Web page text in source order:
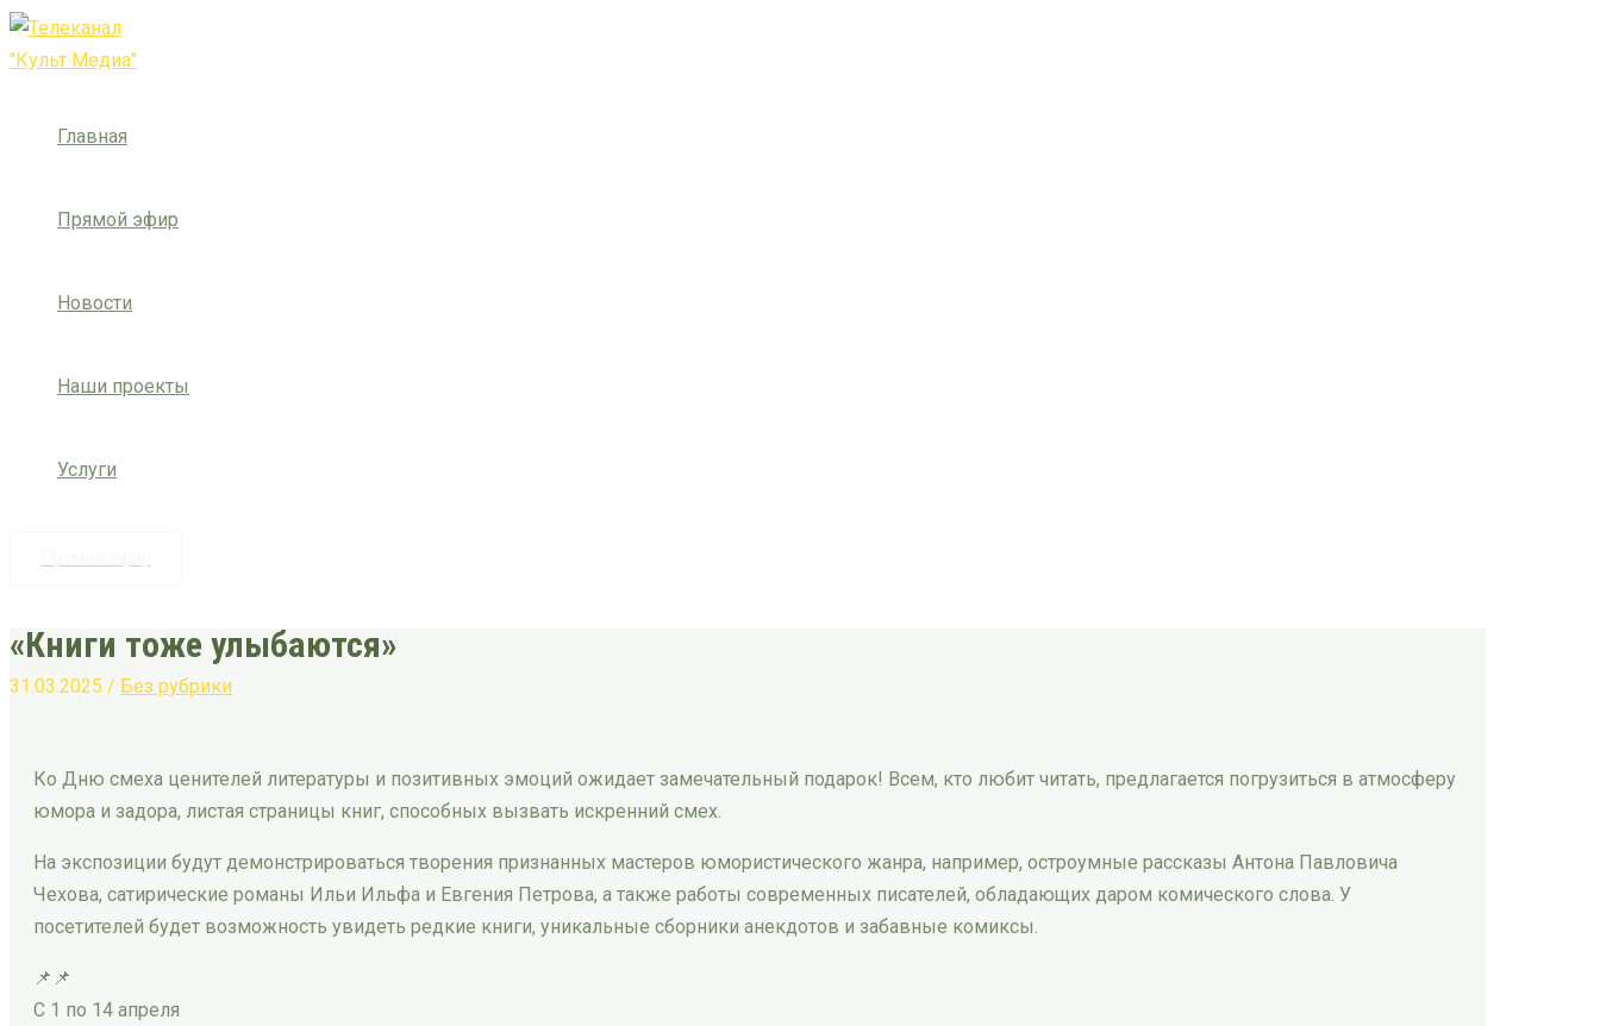
Перейти
к
Главная
Прямой эфир
Новости
Наши проекты
Услуги
«Книги тоже улыбаются»
31.03.2025 / Без рубрики
Ко Дню смеха ценителей литературы и позитивных эмоций ожидает замечательный подарок! Всем, кто любит читать, предлагается погрузиться в атмосферу
юмора и задора, листая страницы книг, способных вызвать искренний смех.
На экспозиции будут демонстрироваться творения признанных мастеров юмористического жанра, например, остроумные рассказы Антона Павловича
Чехова, сатирические романы Ильи Ильфа и Евгения Петрова, а также работы современных писателей, обладающих даром комического слова. У
посетителей будет возможность увидеть редкие книги, уникальные сборники анекдотов и забавные комиксы.
📌📌
С 1 по 14 апреля
Post
navigation
здесь...